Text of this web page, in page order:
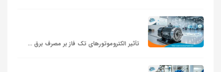
تأثیر الکتروموتورهای تک‌ فاز بر مصرف برق خانگی و تجاری